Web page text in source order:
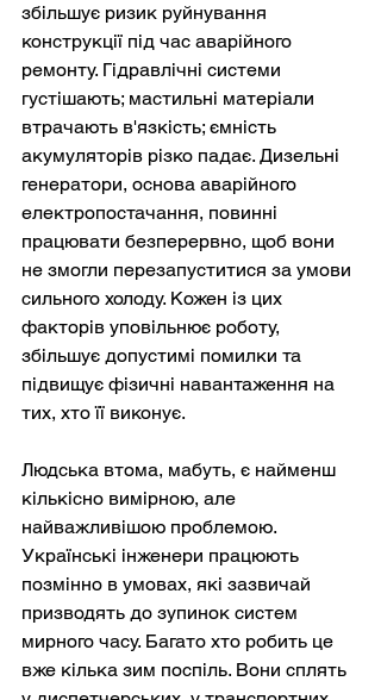
збільшує ризик руйнування
конструкції під час аварійного
ремонту. Гідравлічні системи
густішають; мастильні матеріали
втрачають в'язкість; ємність
акумуляторів різко падає. Дизельні
генератори, основа аварійного
електропостачання, повинні
працювати безперервно, щоб вони
не змогли перезапуститися за умови
сильного холоду. Кожен із цих
факторів уповільнює роботу,
збільшує допустимі помилки та
підвищує фізичні навантаження на
тих, хто її виконує.
Людська втома, мабуть, є найменш
кількісно вимірною, але
найважливішою проблемою.
Українські інженери працюють
позмінно в умовах, які зазвичай
призводять до зупинок систем
мирного часу. Багато хто робить це
вже кілька зим поспіль. Вони сплять